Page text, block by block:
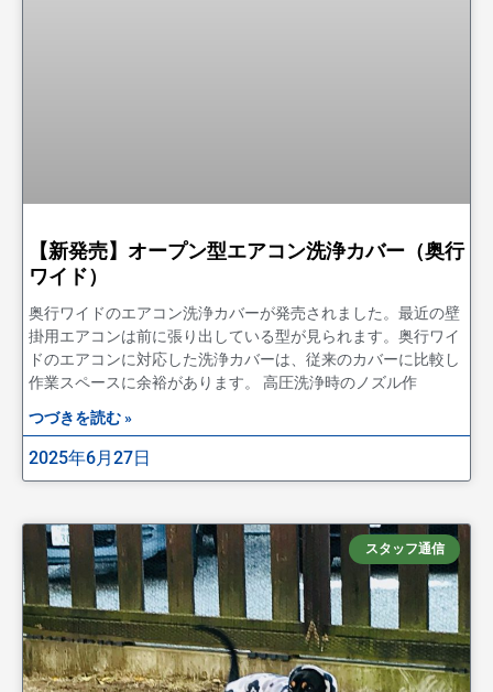
【新発売】オープン型エアコン洗浄カバー（奥行
ワイド）
奥行ワイドのエアコン洗浄カバーが発売されました。最近の壁
掛用エアコンは前に張り出している型が見られます。奥行ワイ
ドのエアコンに対応した洗浄カバーは、従来のカバーに比較し
作業スペースに余裕があります。 高圧洗浄時のノズル作
つづきを読む »
2025年6月27日
スタッフ通信